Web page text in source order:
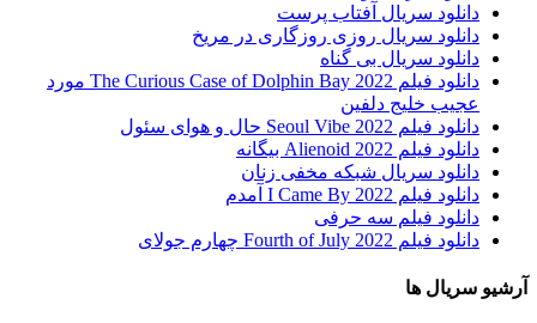
دانلود سریال آفتاب پرست
دانلود سریال روزی روزگاری در مریخ
دانلود سریال بی گناه
دانلود فیلم The Curious Case of Dolphin Bay 2022 مورد
عجیب خلیج دلفین
دانلود فیلم Seoul Vibe 2022 حال و هوای سئول
دانلود فیلم Alienoid 2022 بیگانه
دانلود سریال شبکه مخفی زنان
دانلود فیلم I Came By 2022 آمدم
دانلود فیلم سه حرفی
دانلود فیلم Fourth of July 2022 چهارم جولای
آرشیو سریال ها